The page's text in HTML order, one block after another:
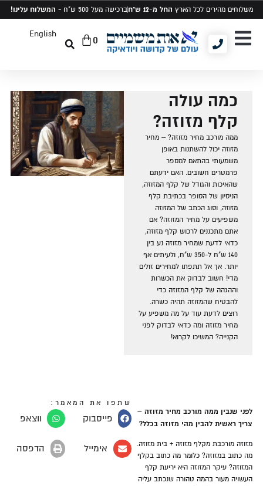
משלוחים מהירים לכל הארץ החל מ-12 ש"ח ברכישה מעל 500 ש"ח - המשלוח עלינו!
English 0
כמה עולה
קלף מזוזה?
ממה מורכב מחיר מזוזה? – מחיר
מזוזה יכול להשתנות באופן
משמעותי בהתאם למספר
פרמטרים חשובים. האם ידעתם
שהאיכות והגודל של קלף המזוזה,
הניסיון של הסופר בכתיבת קלף
מזוזה, וסוג הכתב של המזוזה
משפיעים על מחיר המזוזה? אם
אתם מתכננים לרכוש קלף מזוזה,
כדאי לדעת שמחיר מזוזה נע בין
140 ש"ח ל-350 ש"ח, ולעיתים אף
יותר. אך אל תתפתו למחירים זולים
מדי! חשוב לבדוק את הכשרות
וההגהה של קלף המזוזה כדי
להבטיח שהמזוזה תהיה כשרה.
רוצים לדעת עוד על מה משפיע על
מחיר מזוזה ומה כדאי לבדוק לפני
הקנייה? המשיכו לקרוא!
לפני שנבין ממה מורכב מחיר מזוזה –
צריך ראשית להבין מהי מזוזה בכלל?
מזוזה מורכבת מקלף מזוזה + בית מזוזה.
מה כתוב במזוזה? כלומר מה כתוב בקלף
המזוזה? עיקר המזוזה היא יריעת קלף
העשויה מעור בהמה טהורה שנכתב עליה
שתפו את המאמר:
פייסבוק ווצאפ
אימייל הדפסה